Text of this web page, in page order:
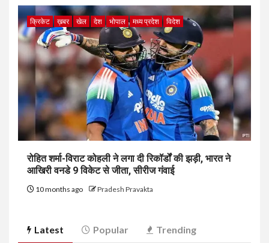
क्रिकेट ख़बर खेल देश भोपाल मध्य प्रदेश विदेश
रोहित शर्मा-विराट कोहली ने लगा दी रिकॉर्डों की झड़ी, भारत ने
आखिरी वनडे 9 विकेट से जीता, सीरीज गंवाई
10 months ago Pradesh Pravakta
Latest Popular Trending